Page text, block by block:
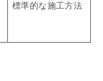
標準的な施工方法